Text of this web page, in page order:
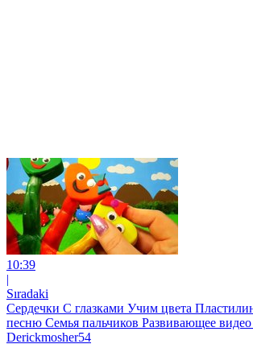
10:39
|
Sıradaki
Сердечки С глазками Учим цвета
песню Семья пальчиков Развивающее
Derickmosher54